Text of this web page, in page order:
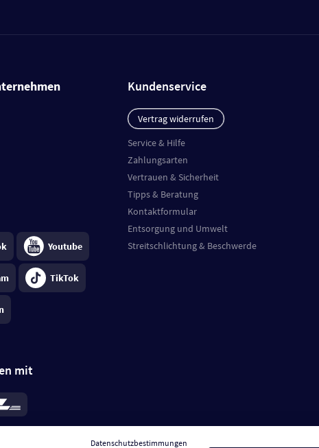
Youtube
TikTok
mit
; bei Kühlware zzgl. 0,99 €
7,94 €. Lieferzeit3-
Kundenservice
Vertrag widerrufen
Service & Hilfe
Zahlungsarten
Vertrauen & Sicherheit
Tipps & Beratung
Kontaktformular
Entsorgung und Umwelt
Streitschlichtung & Beschwerde
Datenschutzbestimmungen